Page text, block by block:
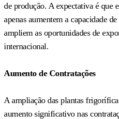
de produção. A expectativa é que
apenas aumentem a capacidade
ampliem as oportunidades de
internacional.
Aumento de Contratações
A ampliação das plantas
aumento significativo nas